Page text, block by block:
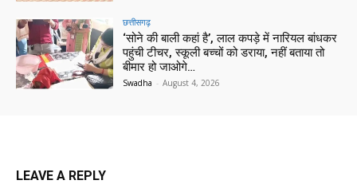
छत्तीसगढ़
‘सोने की बाली कहां है’, लाल कपड़े में नारियल बांधकर
पहुंची टीचर, स्कूली बच्चों को डराया, नहीं बताया तो
बीमार हो जाओगे…
Swadha - August 4, 2026
LEAVE A REPLY